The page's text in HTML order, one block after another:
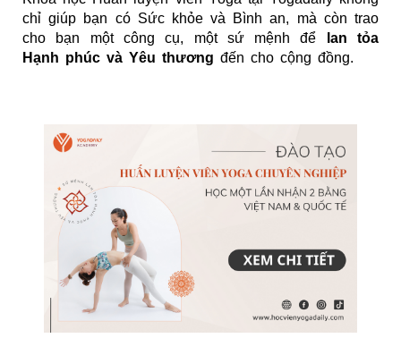
chỉ giúp bạn có Sức khỏe và Bình an, mà còn trao
cho bạn một công cụ, một sứ mệnh để
lan tỏa
Hạnh phúc và Yêu thương đến cho cộng đồng.